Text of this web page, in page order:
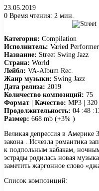
23.05.2019
0 Время чтения: 2 мин.
Категория: Compilation
Исполнитель: Varied
Название: Street Swing Jazz
Страна: World
Лейбл: VA-Album Rec.
Жанр музыки: Swing Jazz
Дата релиза: 2019
Количество композиций: 75
Формат | Качество: MP3 | 320
Продолжительность: 04 :48
Размер: 668 mb (+3% )
Великая депрессия в Америке
закона . Исчезла романтика
к подпольным кабакам,
эстрады родилась новая
заметить жаргонное слово
Список композиций: